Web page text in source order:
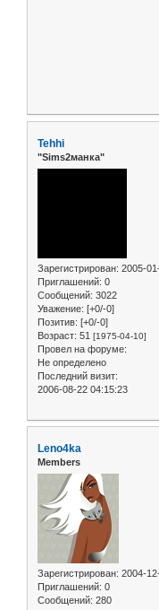
Tehhi
"Sims2манка"
Зарегистрирован: 2005-
Приглашений: 0
Сообщений: 3022
Уважение: [+0/-0]
Позитив: [+0/-0]
Возраст: 51 [1975-04-10]
Провел на форуме:
Не определено
Последний визит:
2006-08-22 04:15:23
Leno4ka
Members
Зарегистрирован: 2004-
Приглашений: 0
Сообщений: 280